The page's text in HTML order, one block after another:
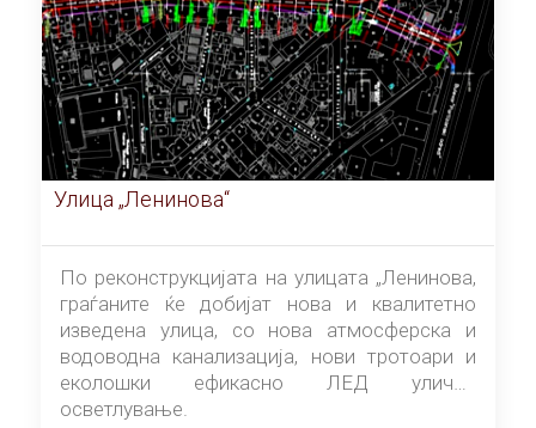
Улица „Ленинова“
По реконструкцијата на улицата „Ленинова,
граѓаните ќе добијат нова и квалитетно
изведена улица, со нова атмосферска и
водоводна канализација, нови тротоари и
еколошки ефикасно ЛЕД улично
осветлување.